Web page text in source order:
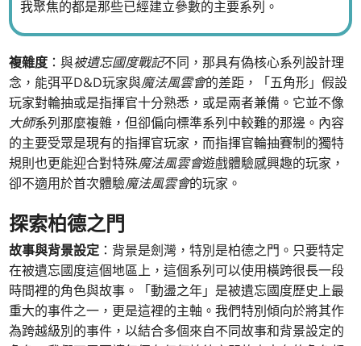
我聚焦的都是那些已經建立參數的主要系列。
複雜度 ：與被遺忘國度戰記不同，那具有偽核心系列設計理
念，能弭平D&D玩家與魔法風雲會的差距，「五角形」假設
玩家對輪抽或是指揮官十分熟悉，或是兩者兼備。它並不像
大師系列那麼複雜，但卻偏向標準系列中較難的那邊。內容
的主要受眾是現有的指揮官玩家，而指揮官輪抽賽制的獨特
規則也更能迎合對特殊魔法風雲會遊戲體驗感興趣的玩家，
卻不適用於首次體驗魔法風雲會的玩家。
探索柏德之門
故事與背景設定 ：背景是劍灣，特別是柏德之門。只要特定
在被遺忘國度這個地區上，這個系列可以使用橫跨很長一段
時間裡的角色與故事。「動盪之年」是被遺忘國度歷史上最
重大的事件之一，更是這裡的主軸。我們特別傾向於將其作
為跨越級別的事件，以結合多個來自不同故事和背景設定的